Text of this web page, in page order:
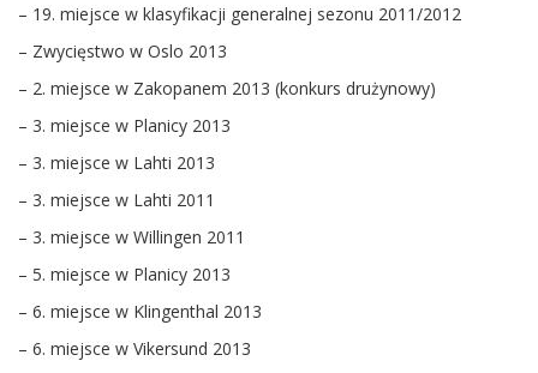
– 19. miejsce w klasyfikacji generalnej sezonu 2011/2012
– Zwycięstwo w Oslo 2013
– 2. miejsce w Zakopanem 2013 (konkurs drużynowy)
– 3. miejsce w Planicy 2013
– 3. miejsce w Lahti 2013
– 3. miejsce w Lahti 2011
– 3. miejsce w Willingen 2011
– 5. miejsce w Planicy 2013
– 6. miejsce w Klingenthal 2013
– 6. miejsce w Vikersund 2013